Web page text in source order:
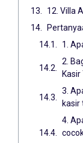
12. Villa
1.
2.
3.
kasir
4.